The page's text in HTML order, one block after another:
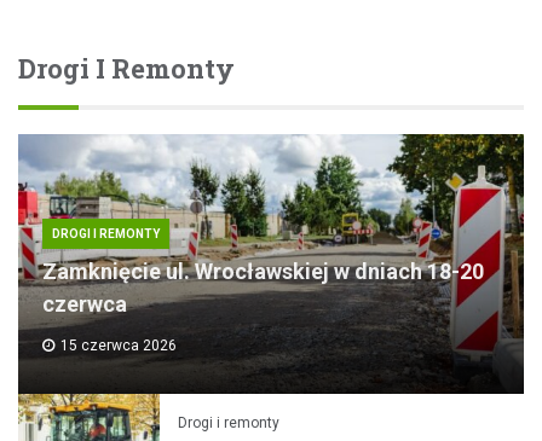
Drogi I Remonty
DROGI I REMONTY
Zamknięcie ul. Wrocławskiej w dniach 18-20
czerwca
15 czerwca 2026
Drogi i remonty